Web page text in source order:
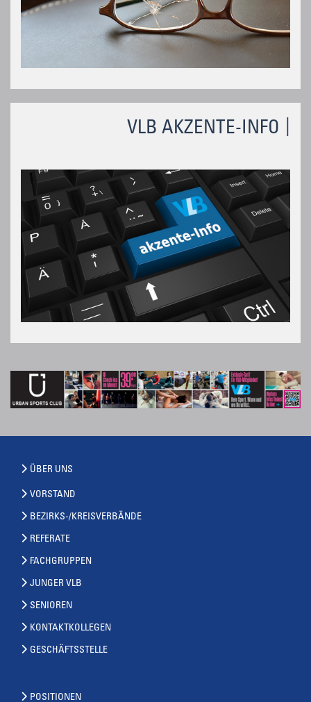
VLB AKZENTE-INFO
ÜBER UNS
VORSTAND
BEZIRKS-/KREISVERBÄNDE
REFERATE
FACHGRUPPEN
JUNGER VLB
SENIOREN
KONTAKTKOLLEGEN
GESCHÄFTSSTELLE
POSITIONEN